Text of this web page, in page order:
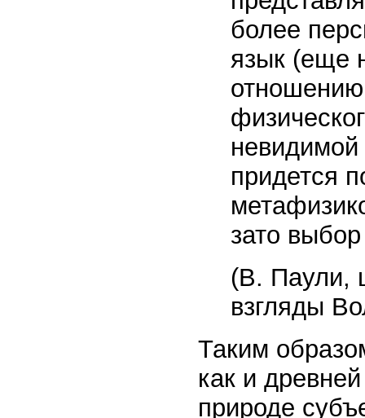
более
язык (еще
отношению
придется
зато
(В. Паули,
взгляды
Таким
как и
природе